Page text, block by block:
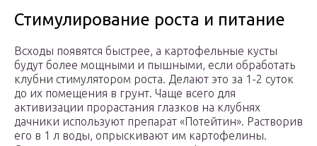
Стимулирование роста и питание
Всходы появятся быстрее, а картофельные кусты
будут более мощными и пышными, если обработать
клубни стимулятором роста. Делают это за 1-2 суток
до их помещения в грунт. Чаще всего для
активизации прорастания глазков на клубнях
дачники используют препарат «Потейтин». Растворив
его в 1 л воды, опрыскивают им картофелины.